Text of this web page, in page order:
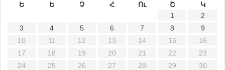
Ե
Ե Չ Հ Ու Շ
Կ
1
2
3
4 5 6 7 8
9
10
11 12 13 14 15
16
17
18 19 20 21 22
23
24
25 26 27 28 29
30